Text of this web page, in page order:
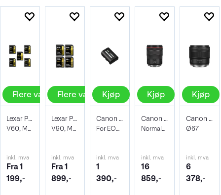
Flere valg
Lexar Pro 1800X SDXC UHS-II U3
V60, Max Read 280 - Write 210 MB/s
inkl. mva
Fra 1
199,-
Flere valg
Lexar Pro 2000X SDXC UHS-II U3
V90, Max Read 300 - Write 260 MB/s
inkl. mva
Fra 1
899,-
Kjøp
Canon LP-E6P Batteri
For EOS kamera
inkl. mva
1
390,-
Kjøp
Canon RF 24-105mm f/4L IS USM
Normalzoom. Ø77mm
inkl. mva
16
859,-
Kjøp
Canon RF 45mm f/1.2 STM
Ø67
inkl. mva
6
378,-